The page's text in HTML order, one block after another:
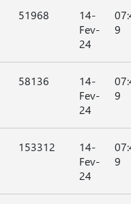
51968
14-
Fev-
24
9
58136
14-
Fev-
24
9
153312
14-
Fev-
24
9